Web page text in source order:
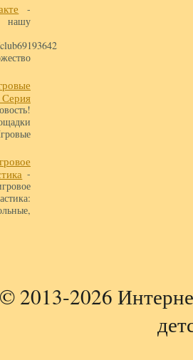
-
нашу
-
2013-2026